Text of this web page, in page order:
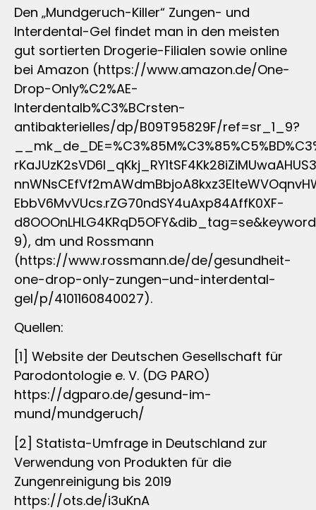
Den „Mundgeruch-Killer“ Zungen- und
Interdental-Gel findet man in den meisten
gut sortierten Drogerie-Filialen sowie online
bei Amazon (https://www.amazon.de/One-
Drop-Only%C2%AE-
Interdentalb%C3%BCrsten-
antibakterielles/dp/B09T95829F/ref=sr_1_9?
EbbV6MvVUcs.rZG70ndSY4uAxp84AffK0XF-
9), dm und Rossmann
(https://www.rossmann.de/de/gesundheit-
one-drop-only-zungen–und-interdental-
gel/p/4101160840027).
Quellen:
[1] Website der Deutschen Gesellschaft für
Parodontologie e. V. (DG PARO)
https://dgparo.de/gesund-im-
mund/mundgeruch/
[2] Statista-Umfrage in Deutschland zur
Verwendung von Produkten für die
Zungenreinigung bis 2019
https://ots.de/i3uKnA